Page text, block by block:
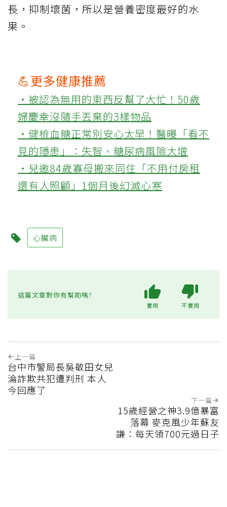
長，抑制壞菌，所以是營養密度最好的水
果。
💪更多健康推薦
‧被認為無用的東西反幫了大忙！50歲
婦慶幸沒隨手丟棄的3樣物品
‧健檢血糖正常別安心太早！醫曝「看不
見的隱患」：失智、糖尿病風險大增
‧兒邀84歲寡母搬來同住「不用付房租
還有人照顧」1個月後幻滅心寒
心臟病
這篇文章對你有幫助嗎?
實用 不實用
上一篇
台中市警局長吳敬田女兒
淪詐欺共犯遭判刑 本人
今回應了
下一篇
15歲經營之神3.9億暴富
落幕 麥克風少年蘇友
謙：每天領700元過日子